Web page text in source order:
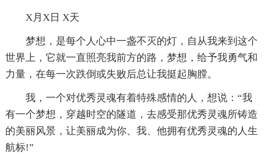
X月X日 X天
梦想，是每个人心中一盏不灭的灯，自从我来到这个
世界上，它就一直照亮我前方的路，梦想，给予我勇气和
力量，在每一次跌倒或失败后总让我挺起胸膛。
我，一个对优秀灵魂有着特殊感情的人，想说：“我
有一个梦想，穿越时空的隧道，去感受那优秀灵魂所铸造
的美丽风景，让美丽成为你、我、他拥有优秀灵魂的人生
航标!”